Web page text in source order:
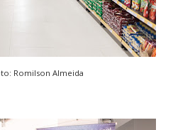
Romilson Almeida